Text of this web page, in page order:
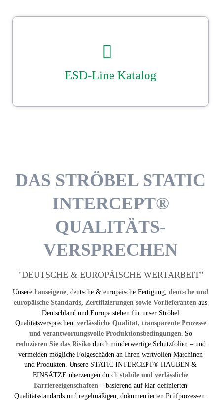
Unser Ströbel ESD–Katalog. Beutel-, Einsätze und Hauben­konfektion
Sicher gut verpackt mit Ströbel.
DAS STRÖBEL STATIC
INTERCEPT®
QUALITÄTS­
VERSPRECHEN
"DEUTSCHE & EURO­PÄISCHE WERT­ARBEIT"
Unsere hauseigene , deutsche & europäische Fertigung, deutsche und
europäische Standards, Zertifizierungen sowie Vorlieferanten aus
Deutschland und Europa stehen für unser Ströbel
Qualitätsversprechen: verlässliche Qualität, transparente Prozesse
und verantwortungsvolle Produktionsbedingungen. So
reduzieren Sie das Risikodurch minderwertige Schutzfolien – und
vermeiden mögliche Folgeschäden an Ihren wertvollen Maschinen
und Produkten. Unsere STATIC INTERCEPT® HAUBEN &
EINSÄTZE überzeugen durch stabile und verlässliche
Barriereeigenschaften – basierend auf klar definierten
Qualitätsstandards und regelmäßigen, dokumentierten Prüfprozessen.